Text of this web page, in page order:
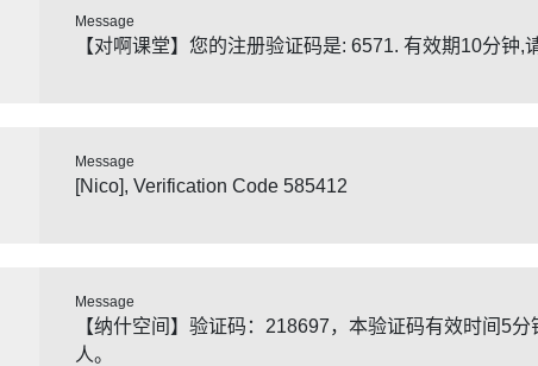
Message
【对啊课堂】您的注册验证码是: 6571. 有效期10分钟,
Message
[Nico], Verification Code 585412
Message
【纳什空间】验证码：218697，本验证码有效时间5
人。